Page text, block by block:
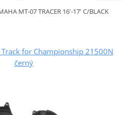
MT-07 TRACER 16'-17' C/BLACK
for Championship 21500N
černý